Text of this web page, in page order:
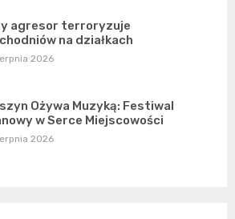
agresor terroryzuje
na działkach
2026
Ożywa Muzyką: Festiwal
w Serce Miejscowości
2026